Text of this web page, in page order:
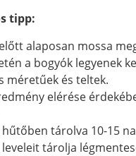
tipp:
alaposan mossa
a bogyók legyenek
méretűek és teltek.
elérése
tárolva 10-15
tárolja